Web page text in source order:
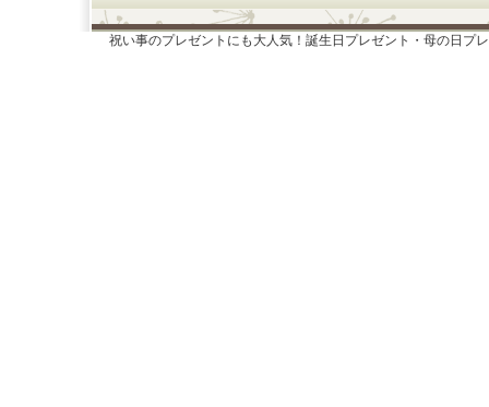
祝い事のプレゼントにも大人気！誕生日プレゼント・母の日プ